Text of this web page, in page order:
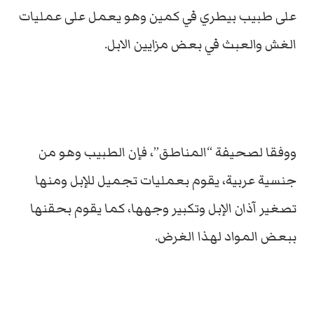
على طبيب بيطري في كمين وهو يعمل على عمليات
الغش والعبث في بعض مزايين الابل.
ووفقا لصحيفة “المناطق”، فإن الطبيب وهو من
جنسية عربية، يقوم بعمليات تجميل للإبل ومنها
تصغير آذان الإبل وتكبير وجهها، كما يقوم بحقنها
ببعض المواد لهذا الغرض.